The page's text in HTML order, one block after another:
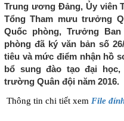
Trung ương Đảng, Ủy viên
Tổng Tham mưu trưởng
Quốc phòng, Trưởng
phòng đã ký văn bản số
tiêu và mức điểm nhận hồ
bổ sung đào tạo đại
trường Quân đội năm 2016.
Thông tin chi tiết xem File